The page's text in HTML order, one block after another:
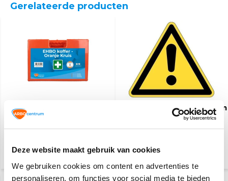
Deze website maakt gebruik van cookies
We gebruiken cookies om content en advertenties te
personaliseren, om functies voor social media te bieden
Gerelateerde producten
EHBO koffer Oranje
Kruis
46,95
Waarschuwingspictogram
2,50